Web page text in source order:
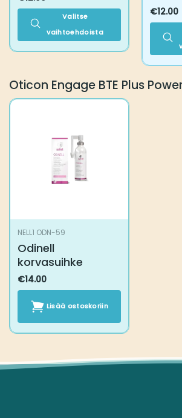
Valitse
vaihtoehdoista
useampi
muunnelma.
€12.00
on
Oticon Engage BTE Plus
NELL1 ODN-59
Odinell
korvasuihke
€14.00